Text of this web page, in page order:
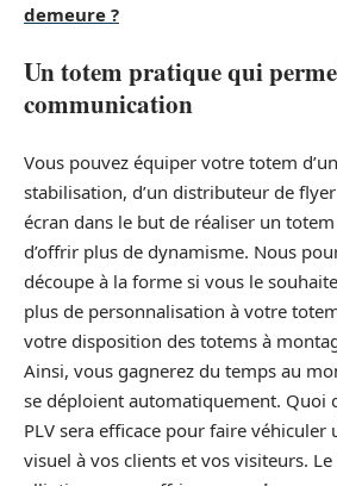
demeure ?
Un totem pratique qui
communication
Vous pouvez équiper votre totem
stabilisation, d’un distributeur de flyer
écran dans le but de réaliser un
d’offrir plus de dynamisme. Nous
découpe à la forme si vous le
plus de personnalisation à votre
votre disposition des totems à
Ainsi, vous gagnerez du temps au
se déploient automatiquement. Quoi
PLV sera efficace pour faire véhiculer
visuel à vos clients et vos visiteurs.